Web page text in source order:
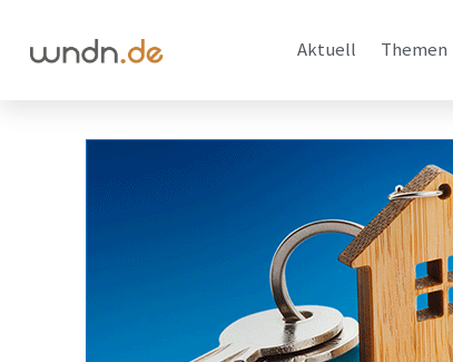
Aktuell Themen